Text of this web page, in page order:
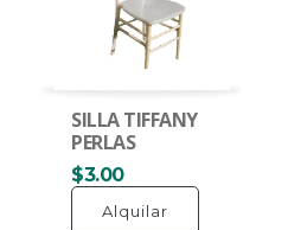
SILLA TIFFANY
PERLAS
$3.00
Alquilar